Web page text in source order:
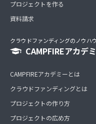
プロジェクトを作る
資料請求
クラウドファンディングのノウハ
CAMPFIREアカデ
CAMPFIREアカデミーとは
クラウドファンディングとは
プロジェクトの作り方
プロジェクトの広め方